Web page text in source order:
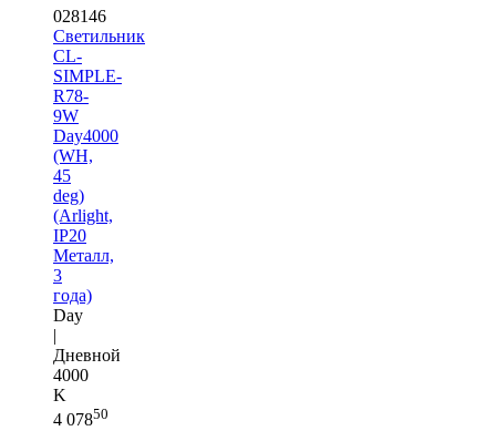
028146
Светильник
CL-
SIMPLE-
R78-
9W
Day4000
(WH,
45
deg)
(Arlight,
IP20
Металл,
3
года)
Day
|
Дневной
4000
K
4 07850